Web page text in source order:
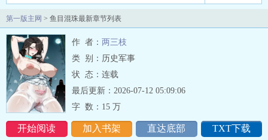
第一版主网 > 鱼目混珠最新章节列表
作 者： 两三枝
类 别：历史军事
状 态：连载
开始阅读 加入书架 直达底部 TXT下载
最后更新：2026-07-12 05:09:06
字 数： 15 万